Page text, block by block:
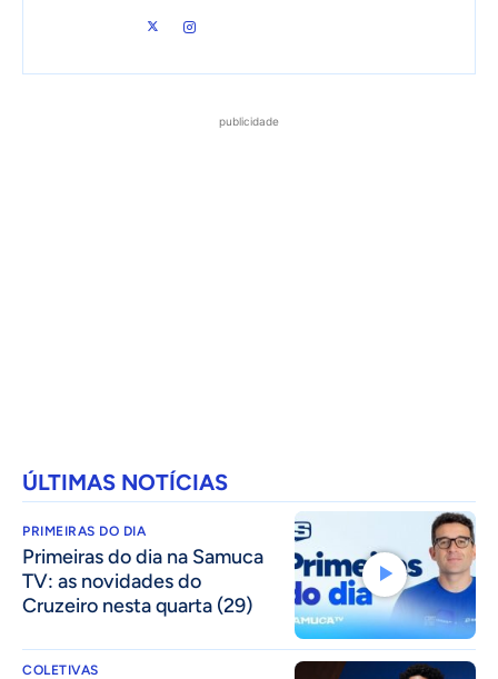
publicidade
ÚLTIMAS NOTÍCIAS
PRIMEIRAS DO DIA
Primeiras do dia na Samuca
TV: as novidades do
Cruzeiro nesta quarta (29)
COLETIVAS